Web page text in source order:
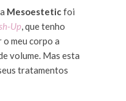
Mesoesteticfoi
Up, que tenho
o meu corpo a
volume. Mas esta
tratamentos